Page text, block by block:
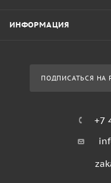
ИНФОРМАЦИЯ
ПОДПИСАТЬСЯ НА
+7